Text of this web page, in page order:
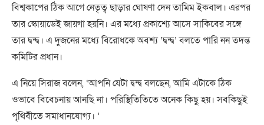
বিশ্বকাপের ঠিক আগে নেতৃত্ব ছাড়ার ঘোষণা দেন তামিম ইকবাল। এরপর
তার স্কোয়াডেই জায়গা হয়নি। এর মধ্যে প্রকাশ্যে আসে সাকিবের সঙ্গে
তার দ্বন্দ্ব। এ দুজনের মধ্যে বিরোধকে অবশ্য ‘দ্বন্দ্ব’ বলতে পারি নন তদন্ত
কমিটির প্রধান।
এ নিয়ে সিরাজ বলেন, ‘আপনি যেটা দ্বন্দ্ব বলছেন, আমি এটাকে ঠিক
ওভাবে বিবেচনায় আনছি না। পরিস্থিতিতিতে অনেক কিছু হয়। সবকিছুই
পৃথিবীতে সমাধানযোগ্য। ’